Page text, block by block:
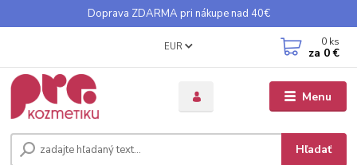
Doprava ZDARMA pri nákupe nad 40€
Menu
EUR
Hľadať
0 ks
za 0 €